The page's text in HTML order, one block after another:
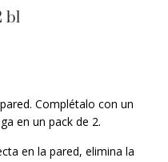
bl
Complétalo con un
en un pack de 2.
en la pared, elimina la